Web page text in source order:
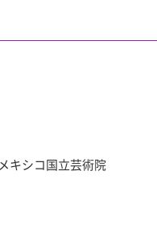
キシコ国立芸術院